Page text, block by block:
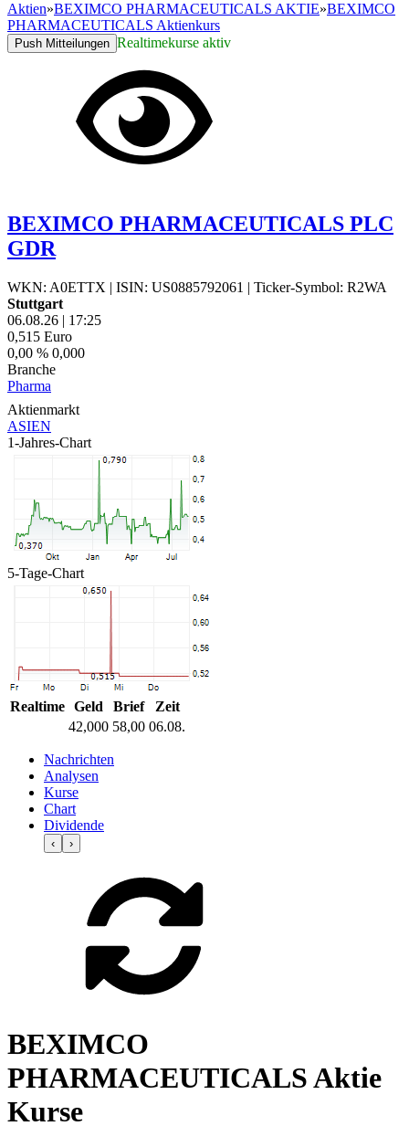
Aktien»BEXIMCO PHARMACEUTICALS AKTIE»BEXIMCO
PHARMACEUTICALS Aktienkurs
Push Mitteilungen Realtimekurse aktiv
BEXIMCO PHARMACEUTICALS PLC
GDR
WKN: A0ETTX | ISIN: US0885792061 | Ticker-Symbol: R2WA
Stuttgart
06.08.26 | 17:25
0,515 Euro
0,00 % 0,000
Branche
Pharma
Aktienmarkt
ASIEN
1-Jahres-Chart
5-Tage-Chart
Realtime Geld Brief
Zeit
42,000 58,00 06.08.
Nachrichten
Analysen
Kurse
Chart
Dividende
‹ ›
BEXIMCO
PHARMACEUTICALS Aktie
Kurse